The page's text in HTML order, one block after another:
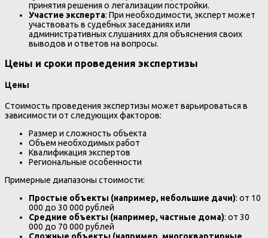
принятия решения о легализации постройки.
Участие эксперта: При необходимости, эксперт может
участвовать в судебных заседаниях или
административных слушаниях для объяснения своих
выводов и ответов на вопросы.
Цены и сроки проведения экспертизы
Цены
Стоимость проведения экспертизы может варьироваться в
зависимости от следующих факторов:
Размер и сложность объекта
Объем необходимых работ
Квалификация экспертов
Региональные особенности
Примерные диапазоны стоимости:
Простые объекты (например, небольшие дачи): от 10
000 до 30 000 рублей
Средние объекты (например, частные дома): от 30
000 до 70 000 рублей